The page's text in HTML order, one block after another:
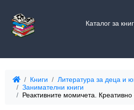
Каталог за
Книги
Литература за деца и
Занимателни книги
Реактивните момичета. Креативно